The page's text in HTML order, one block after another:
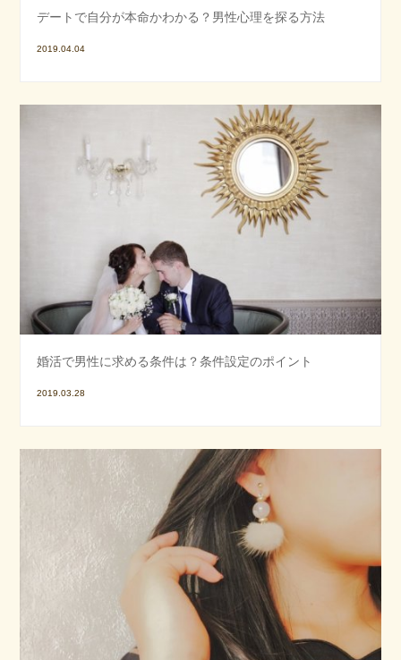
デートで自分が本命かわかる？男性心理を探る方法
2019.04.04
婚活で男性に求める条件は？条件設定のポイント
2019.03.28